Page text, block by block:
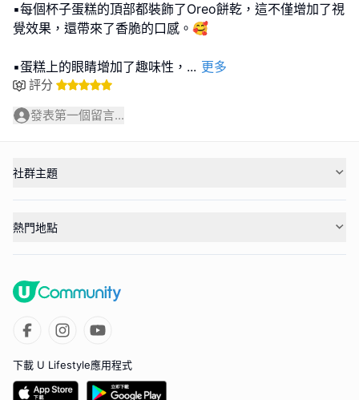
▪️每個杯子蛋糕的頂部都裝飾了Oreo餅乾，這不僅增加了視
覺效果，還帶來了香脆的口感。🥰
▪️蛋糕上的眼睛增加了趣味性， ... 更多
評分
發表第一個留言...
社群主題
熱門地點
下載 U Lifestyle應用程式